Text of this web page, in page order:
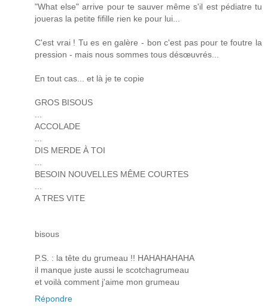
"What else" arrive pour te sauver même s'il est pédiatre tu
joueras la petite fifille rien ke pour lui...
C'est vrai ! Tu es en galère - bon c'est pas pour te foutre la
pression - mais nous sommes tous désœuvrés...
En tout cas... et là je te copie
GROS BISOUS
ACCOLADE
DIS MERDE À TOI
BESOIN NOUVELLES MÊME COURTES
A TRES VITE
bisous
P.S. : la tête du grumeau !! HAHAHAHAHA
il manque juste aussi le scotchagrumeau
et voilà comment j'aime mon grumeau
Répondre